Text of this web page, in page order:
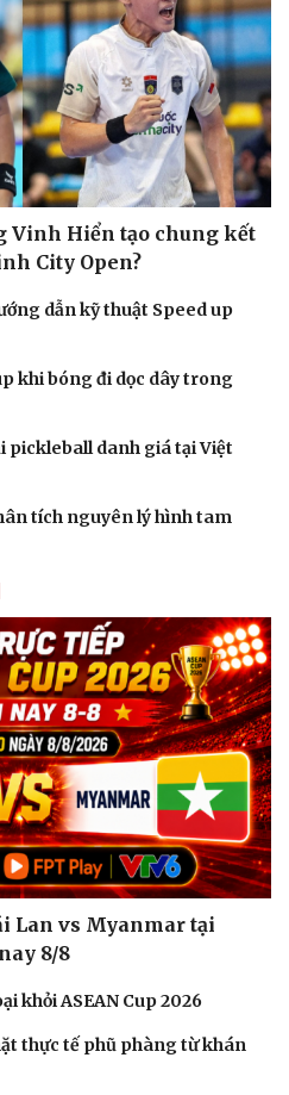
Vinh Hiển tạo chung kết
City Open?
dẫn kỹ thuật Speed up
khi bóng đi dọc dây trong
pickleball danh giá tại Việt
tích nguyên lý hình tam
Lan vs Myanmar tại
8/8
khỏi ASEAN Cup 2026
thực tế phũ phàng từ khán